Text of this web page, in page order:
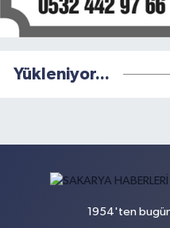
Yükleniyor...
1954'ten